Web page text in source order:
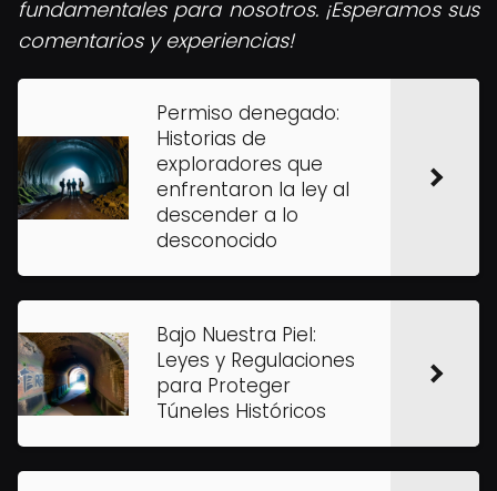
fundamentales para nosotros. ¡Esperamos sus
comentarios y experiencias!
Permiso denegado:
Historias de
exploradores que
enfrentaron la ley al
descender a lo
desconocido
Bajo Nuestra Piel:
Leyes y Regulaciones
para Proteger
Túneles Históricos